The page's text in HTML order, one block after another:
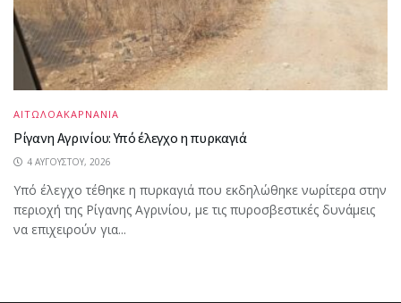
ΑΙΤΩΛΟΑΚΑΡΝΑΝΙΑ
Ρίγανη Αγρινίου: Υπό έλεγχο η πυρκαγιά
4 ΑΥΓΟΎΣΤΟΥ, 2026
Υπό έλεγχο τέθηκε η πυρκαγιά που εκδηλώθηκε νωρίτερα στην
περιοχή της Ρίγανης Αγρινίου, με τις πυροσβεστικές δυνάμεις
να επιχειρούν για...